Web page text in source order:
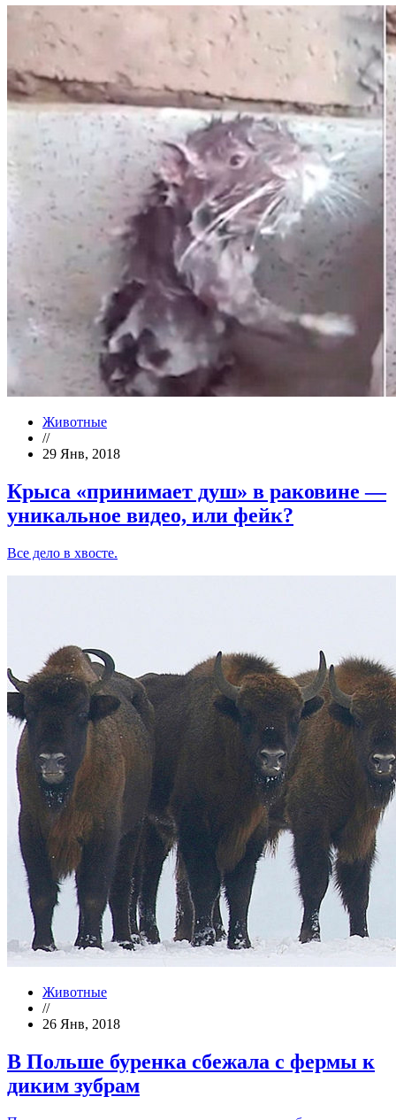
Животные
//
29 Янв, 2018
Крыса «принимает душ» в раковине —
уникальное видео, или фейк?
Все дело в хвосте.
Животные
//
26 Янв, 2018
В Польше буренка сбежала с фермы к
диким зубрам